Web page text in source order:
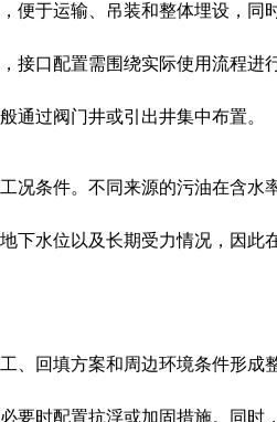
便于运输、吊装和整体埋设，
接口配置需围绕实际使用流程
通过阀门井或引出井集中布置。
况条件。不同来源的污油在含
下水位以及长期受力情况，因
、回填方案和周边环境条件形
要时配置抗浮或加固措施。同